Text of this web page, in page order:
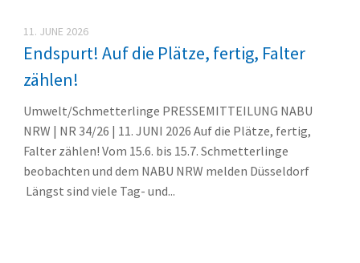
11. JUNE 2026
Endspurt! Auf die Plätze, fertig, Falter
zählen!
Umwelt/Schmetterlinge PRESSEMITTEILUNG NABU
NRW | NR 34/26 | 11. JUNI 2026 Auf die Plätze, fertig,
Falter zählen! Vom 15.6. bis 15.7. Schmetterlinge
beobachten und dem NABU NRW melden Düsseldorf
Längst sind viele Tag- und...